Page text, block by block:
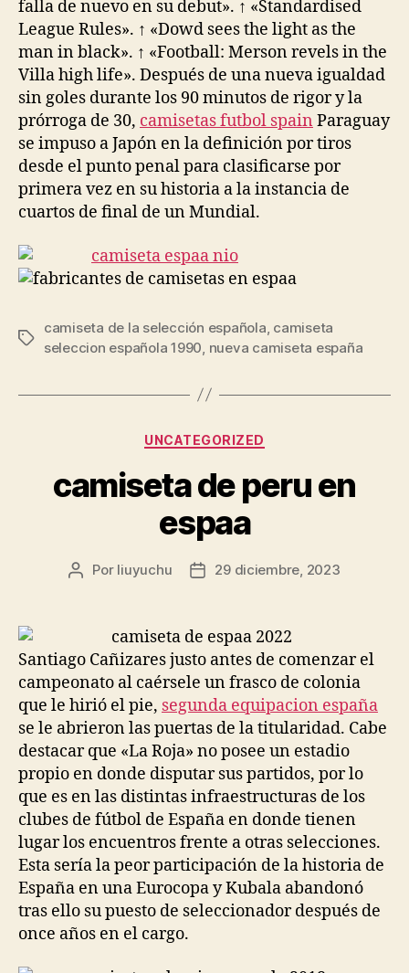
falla de nuevo en su debut». ↑ «Standardised
League Rules». ↑ «Dowd sees the light as the
man in black». ↑ «Football: Merson revels in the
Villa high life». Después de una nueva igualdad
sin goles durante los 90 minutos de rigor y la
prórroga de 30, camisetas futbol spain Paraguay
se impuso a Japón en la definición por tiros
desde el punto penal para clasificarse por
primera vez en su historia a la instancia de
cuartos de final de un Mundial.
Etiquetas
camiseta de la selección española, camiseta
seleccion española 1990, nueva camiseta españa
Categorías
UNCATEGORIZED
camiseta de peru en
espaa
Autor
entrada
Por liuyuchu
Fecha
entrada
29 diciembre, 2023
Santiago Cañizares justo antes de comenzar el
campeonato al caérsele un frasco de colonia
que le hirió el pie, segunda equipacion españa
se le abrieron las puertas de la titularidad. Cabe
destacar que «La Roja» no posee un estadio
propio en donde disputar sus partidos, por lo
que es en las distintas infraestructuras de los
clubes de fútbol de España en donde tienen
lugar los encuentros frente a otras selecciones.
Esta sería la peor participación de la historia de
España en una Eurocopa y Kubala abandonó
tras ello su puesto de seleccionador después de
once años en el cargo.